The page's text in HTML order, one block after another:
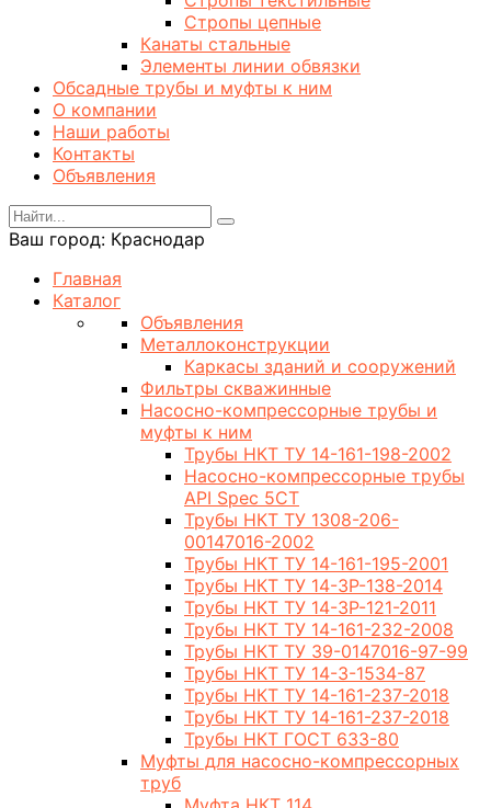
Стропы цепные
Канаты стальные
Элементы линии обвязки
Обсадные трубы и муфты к ним
О компании
Наши работы
Контакты
Объявления
Ваш город: Краснодар
Главная
Каталог
Объявления
Металлоконструкции
Каркасы зданий и сооружений
Фильтры скважинные
Насосно-компрессорные трубы и
муфты к ним
Трубы НКТ ТУ 14-161-198-2002
Насосно-компрессорные трубы
API Spec 5CT
Трубы НКТ ТУ 1308-206-
00147016-2002
Трубы НКТ ТУ 14-161-195-2001
Трубы НКТ ТУ 14-3Р-138-2014
Трубы НКТ ТУ 14-3Р-121-2011
Трубы НКТ ТУ 14-161-232-2008
Трубы НКТ ТУ 39-0147016-97-99
Трубы НКТ ТУ 14-3-1534-87
Трубы НКТ ТУ 14-161-237-2018
Трубы НКТ ТУ 14-161-237-2018
Трубы НКТ ГОСТ 633-80
Муфты для насосно-компрессорных
труб